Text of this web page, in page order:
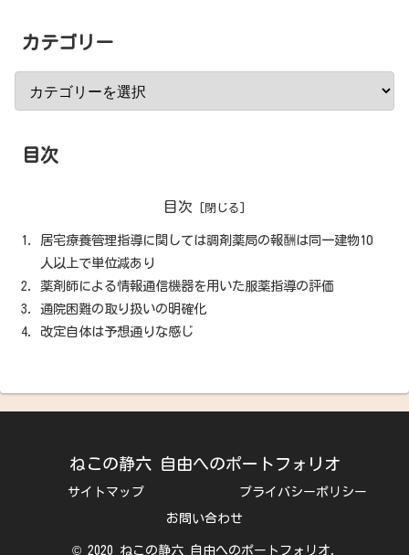
カテゴリー
目次
目次
居宅療養管理指導に関しては調剤薬局の報酬は同一建物10
人以上で単位減あり
薬剤師による情報通信機器を用いた服薬指導の評価
通院困難の取り扱いの明確化
改定自体は予想通りな感じ
ねこの静六 自由へのポートフォリオ
サイトマップ プライバシーポリシー
お問い合わせ
© 2020 ねこの静六 自由へのポートフォリオ.